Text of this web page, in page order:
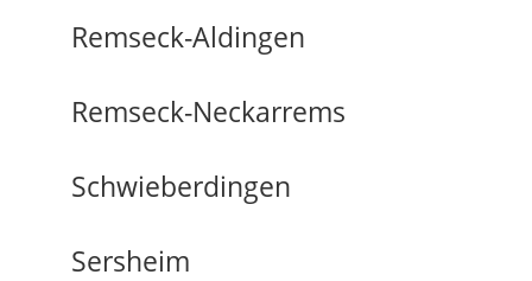
Remseck-Aldingen
Remseck-Neckarrems
Schwieberdingen
Sersheim